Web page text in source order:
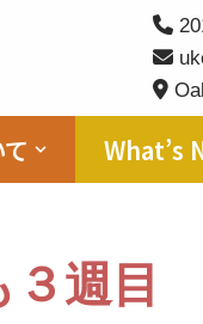
What’s
３週目